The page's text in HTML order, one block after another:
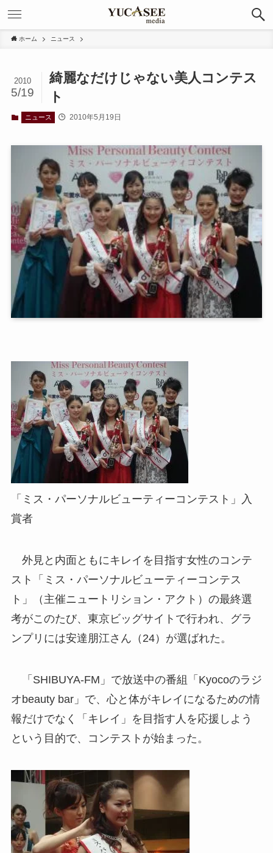
ホーム ニュース
綺麗なだけじゃない美人コンテス
ト
2010
5/19
ニュース 2010年5月19日
「ミス・パーソナルビューティーコンテスト」入
賞者
外見と内面ともにキレイを目指す女性のコンテ
スト「ミス・パーソナルビューティーコンテス
ト」（主催ニュートリション・アクト）の最終選
考がこのたび、東京ビッグサイトで行われ、グラ
ンプリには安達朋江さん（24）が選ばれた。
「SHIBUYA-FM」で放送中の番組「Kyocoのラジ
オbeauty bar」で、心と体がキレイになるための情
報だけでなく「キレイ」を目指す人を応援しよう
という目的で、コンテストが始まった。